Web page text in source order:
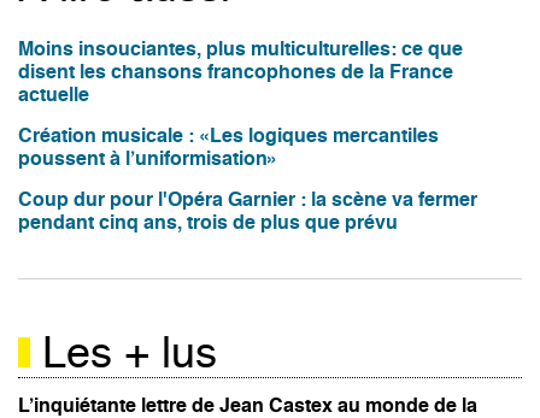
Moins insouciantes, plus multiculturelles: ce que
disent les chansons francophones de la France
actuelle
Création musicale : «Les logiques mercantiles
poussent à l’uniformisation»
Coup dur pour l'Opéra Garnier : la scène va fermer
pendant cinq ans, trois de plus que prévu
Les + lus
L’inquiétante lettre de Jean Castex au monde de la